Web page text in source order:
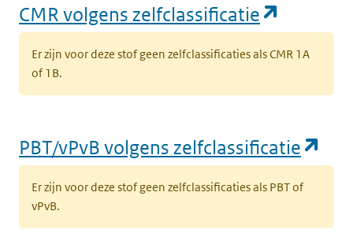
CMR volgens zelfclassificatie
Er zijn voor deze stof geen zelfclassificaties als CMR 1A
of 1B.
PBT/vPvB volgens zelfclassificatie
Er zijn voor deze stof geen zelfclassificaties als PBT of
vPvB.